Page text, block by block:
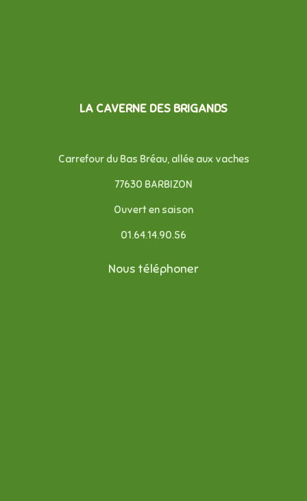
LA CAVERNE DES BRIGANDS
Carrefour du Bas Bréau, allée aux vaches
77630 BARBIZON
Ouvert en saison
01.64.14.90.56
Nous téléphoner